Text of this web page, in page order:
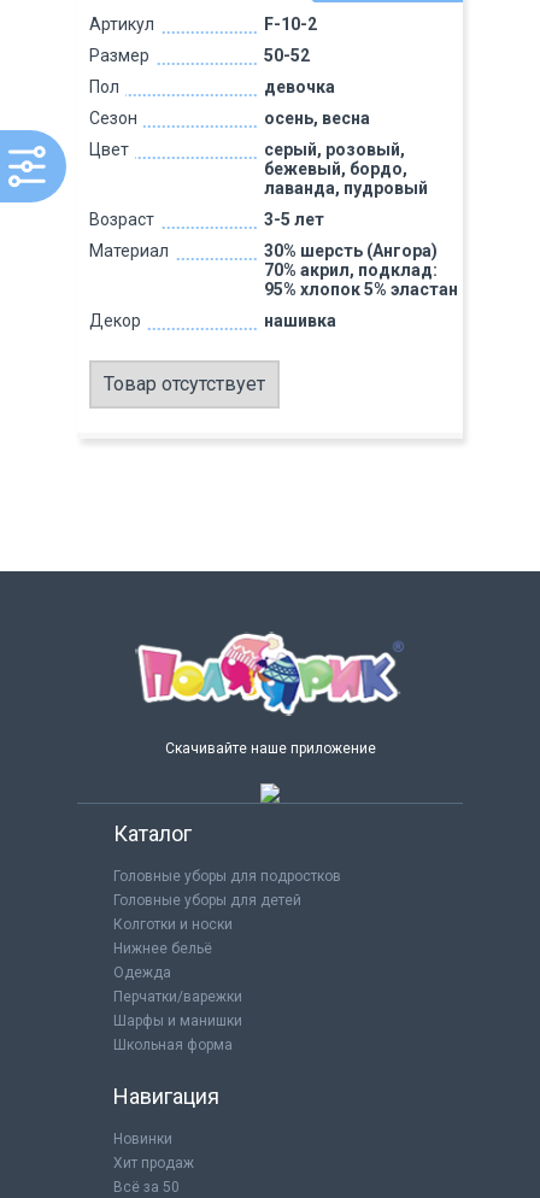
Артикул
F-10-2
Размер
50-52
Пол
девочка
Сезон
осень, весна
Цвет
серый, розовый,
бежевый, бордо,
лаванда, пудровый
Возраст
3-5 лет
Материал
30% шерсть (Ангора)
70% акрил, подклад:
95% хлопок 5% эластан
Декор
нашивка
Товар отсутствует
Скачивайте наше приложение
Каталог
Головные уборы для подростков
Головные уборы для детей
Колготки и носки
Нижнее бельё
Одежда
Перчатки/варежки
Шарфы и манишки
Школьная форма
Навигация
Новинки
Хит продаж
Всё за 50